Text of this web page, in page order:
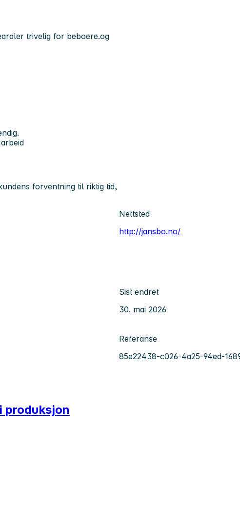
trivelig for beboere.og
forventning til riktig tid,
Nettsted
http://jansbo.no/
Sist endret
30. mai 2026
Referanse
85e22438-c026-4a25-94ed-
produksjon